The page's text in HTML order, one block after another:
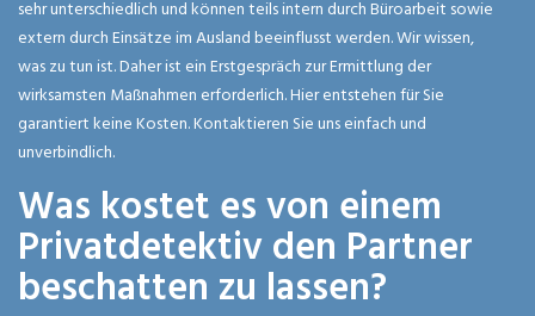
sehr unterschiedlich und können teils intern durch Büroarbeit sowie
extern durch Einsätze im Ausland beeinflusst werden. Wir wissen,
was zu tun ist. Daher ist ein Erstgespräch zur Ermittlung der
wirksamsten Maßnahmen erforderlich. Hier entstehen für Sie
garantiert keine Kosten. Kontaktieren Sie uns einfach und
unverbindlich.
Was kostet es von einem
Privatdetektiv den Partner
beschatten zu lassen?